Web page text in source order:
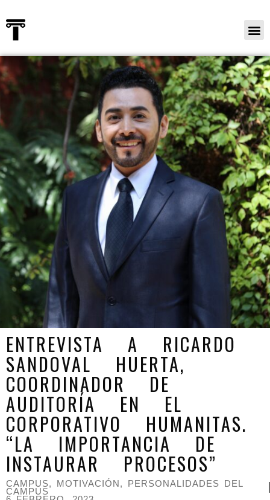
ENTREVISTA A RICARDO
SANDOVAL HUERTA,
COORDINADOR DE
AUDITORÍA EN EL
CORPORATIVO HUMANITAS.
“LA IMPORTANCIA DE
INSTAURAR PROCESOS”
CAMPUS, MOTIVACIÓN, PERSONALIDADES DEL
CAMPUS